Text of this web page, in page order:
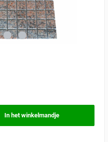
In het winkelmandje